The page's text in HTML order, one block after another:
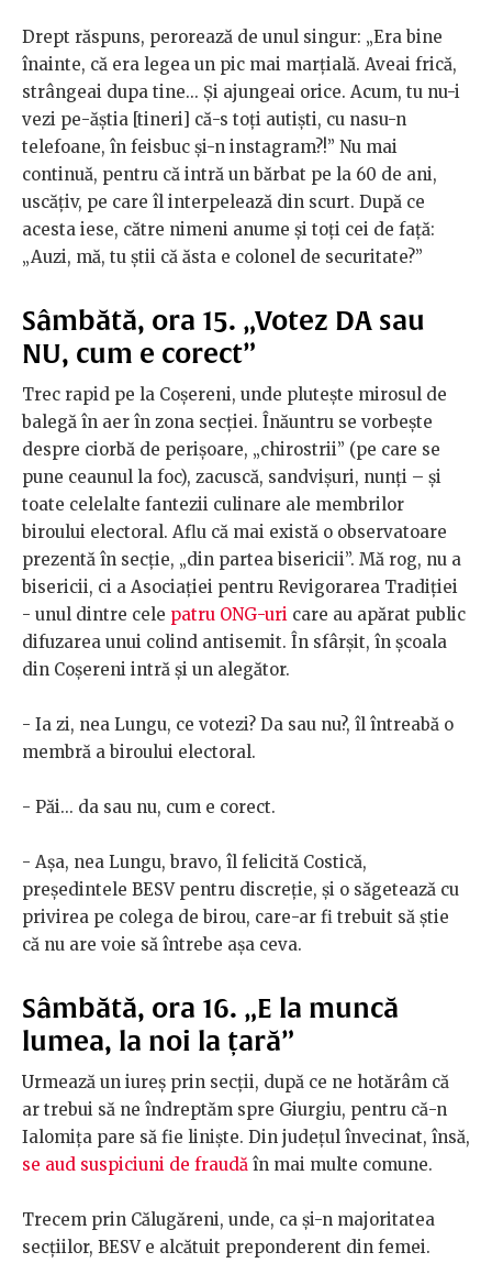
Drept răspuns, perorează de unul singur: „Era bine
înainte, că era legea un pic mai marțială. Aveai frică,
strângeai dupa tine... Și ajungeai orice. Acum, tu nu-i
vezi pe-ăștia [tineri] că-s toți autiști, cu nasu-n
telefoane, în feisbuc și-n instagram?!” Nu mai
continuă, pentru că intră un bărbat pe la 60 de ani,
uscățiv, pe care îl interpelează din scurt. După ce
acesta iese, către nimeni anume și toți cei de față:
„Auzi, mă, tu știi că ăsta e colonel de securitate?”
Sâmbătă, ora 15. „Votez DA sau
NU, cum e corect”
Trec rapid pe la Coșereni, unde plutește mirosul de
balegă în aer în zona secției. Înăuntru se vorbește
despre ciorbă de perișoare, „chirostrii” (pe care se
pune ceaunul la foc), zacuscă, sandvișuri, nunți – și
toate celelalte fantezii culinare ale membrilor
biroului electoral. Aflu că mai există o observatoare
prezentă în secție, „din partea bisericii”. Mă rog, nu a
bisericii, ci a Asociației pentru Revigorarea Tradiției
- unul dintre cele patru ONG-uri care au apărat public
difuzarea unui colind antisemit. În sfârșit, în școala
din Coșereni intră și un alegător.
- Ia zi, nea Lungu, ce votezi? Da sau nu?, îl întreabă o
membră a biroului electoral.
- Păi... da sau nu, cum e corect.
- Așa, nea Lungu, bravo, îl felicită Costică,
președintele BESV pentru discreție, și o săgetează cu
privirea pe colega de birou, care-ar fi trebuit să știe
că nu are voie să întrebe așa ceva.
Sâmbătă, ora 16. „E la muncă
lumea, la noi la țară”
Urmează un iureș prin secții, după ce ne hotărâm că
ar trebui să ne îndreptăm spre Giurgiu, pentru că-n
Ialomița pare să fie liniște. Din județul învecinat, însă,
se aud suspiciuni de fraudă în mai multe comune.
Trecem prin Călugăreni, unde, ca și-n majoritatea
secțiilor, BESV e alcătuit preponderent din femei.